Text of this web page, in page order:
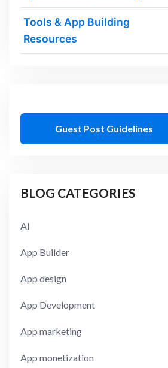
Tools & App Building
Resources
Guest Post Guidelines
BLOG CATEGORIES
AI
App Builder
App design
App Development
App marketing
App monetization